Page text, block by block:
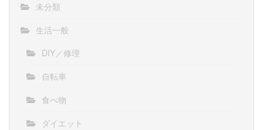
未分類
生活一般
DIY／修理
自転車
食べ物
ダイエット